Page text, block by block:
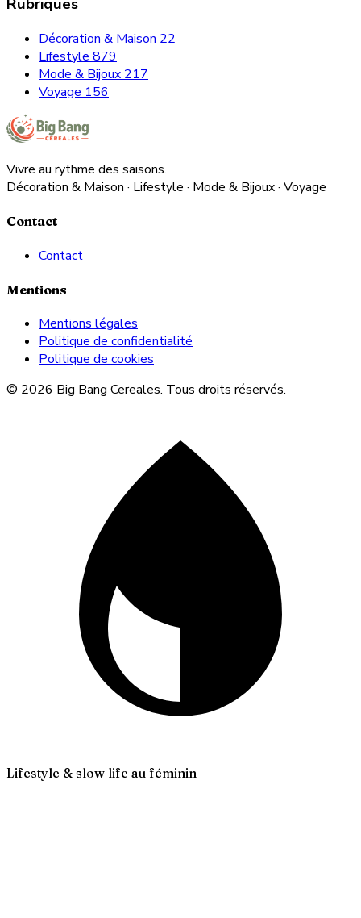
Rubriques
Décoration & Maison 22
Lifestyle 879
Mode & Bijoux 217
Voyage 156
Vivre au rythme des saisons.
Décoration & Maison · Lifestyle · Mode & Bijoux · Voyage
Contact
Contact
Mentions
Mentions légales
Politique de confidentialité
Politique de cookies
© 2026 Big Bang Cereales. Tous droits réservés.
Lifestyle & slow life au féminin